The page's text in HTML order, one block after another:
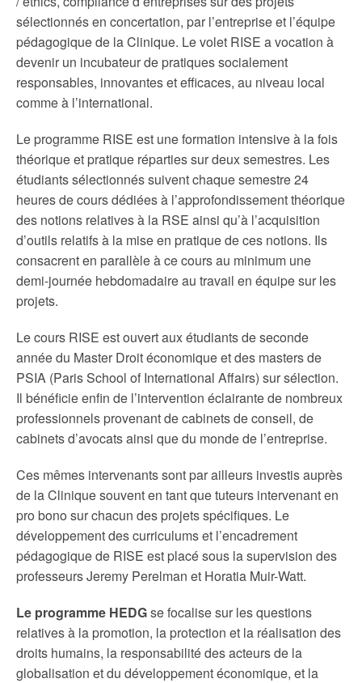
sélectionnés en concertation, par l’entreprise et l’équipe
pédagogique de la Clinique. Le volet RISE a vocation à
devenir un incubateur de pratiques socialement
responsables, innovantes et efficaces, au niveau local
comme à l’international.
Le programme RISE est une formation intensive à la fois
théorique et pratique réparties sur deux semestres. Les
étudiants sélectionnés suivent chaque semestre 24
heures de cours dédiées à l’approfondissement théorique
des notions relatives à la RSE ainsi qu’à l’acquisition
d’outils relatifs à la mise en pratique de ces notions. Ils
consacrent en parallèle à ce cours au minimum une
demi-journée hebdomadaire au travail en équipe sur les
projets.
Le cours RISE est ouvert aux étudiants de seconde
année du Master Droit économique et des masters de
PSIA (Paris School of International Affairs) sur sélection.
Il bénéficie enfin de l’intervention éclairante de nombreux
professionnels provenant de cabinets de conseil, de
cabinets d’avocats ainsi que du monde de l’entreprise.
Ces mêmes intervenants sont par ailleurs investis auprès
de la Clinique souvent en tant que tuteurs intervenant en
pro bono sur chacun des projets spécifiques. Le
développement des curriculums et l’encadrement
pédagogique de RISE est placé sous la supervision des
professeurs Jeremy Perelman et Horatia Muir-Watt.
Le programme HEDGse focalise sur les questions
relatives à la promotion, la protection et la réalisation des
droits humains, la responsabilité des acteurs de la
globalisation et du développement économique, et la